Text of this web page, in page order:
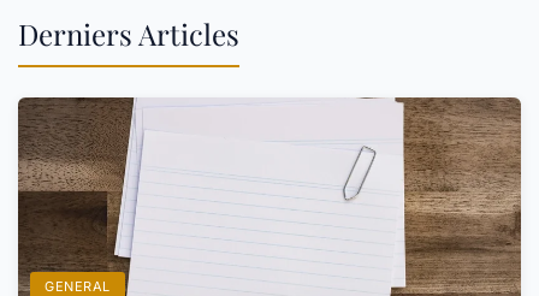
Derniers Articles
GENERAL